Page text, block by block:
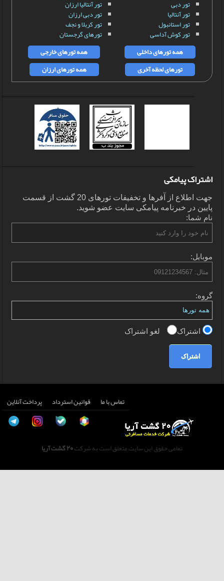
تور دبی
تور آنتالیا
تور استانبول
تور کوش آداسی
تور آنتالیا ارزان
تور دبی ارزان
تور کربلا و نجف
تورهای گرجستان
همه تورهای داخلی
همه تورهای خارجی
تورهای لحظه آخری
همه تورهای ارزان
اشتراک پیامکی
جهت اطلاع از آفرها و تخفیفات تورهای 20 گشت از قسمت
پایین در خبرنامه پیامکی سایت عضو شوید.
نام شما:
موبایل:
گروه:
اشتراک لغو اشتراک
اشتراک
تماس با ما قوانین استرداد پرداخت آنلاین
تمامی حقوق این سایت متعلق است به شرکت20 گشت آریا